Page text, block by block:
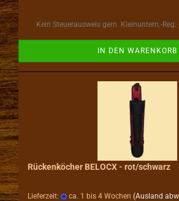
Kein Steuerausweis gem. Kleinuntern.-Reg.
IN DEN WARENKORB
Rückenköcher BELOCX - rot/schwarz
Lieferzeit: ca. 1 bis 4 Wochen (Ausland